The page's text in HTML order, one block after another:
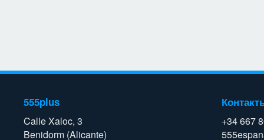
555plus
Calle Xaloc, 3
Benidorm (Alicante)
+34 667